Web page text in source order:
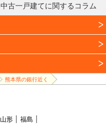
中古一戸建てに関するコラム
熊本県の銀行近く
山形
福島